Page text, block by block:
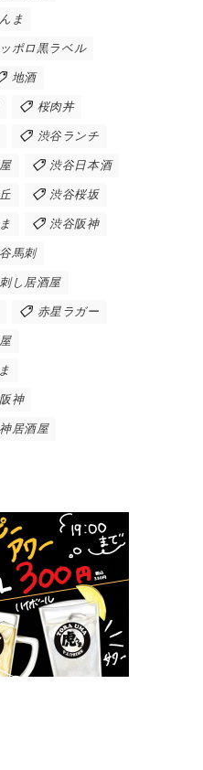
ま
ポロ黒ラベル
地酒
桜肉丼
渋谷ランチ
渋谷日本酒
渋谷桜坂
渋谷阪神
馬刺
し居酒屋
赤星ラガー
阪神
居酒屋